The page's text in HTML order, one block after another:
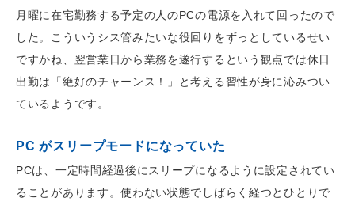
月曜に在宅勤務する予定の人のPCの電源を入れて回ったので
した。こういうシス管みたいな役回りをずっとしているせい
ですかね、翌営業日から業務を遂行するという観点では休日
出勤は「絶好のチャーンス！」と考える習性が身に沁みつい
ているようです。
PC がスリープモードになっていた
PCは、一定時間経過後にスリープになるように設定されてい
ることがあります。使わない状態でしばらく経つとひとりで